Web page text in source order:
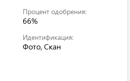
Процент одобрения:
66%
Идентификация:
Фото, Скан